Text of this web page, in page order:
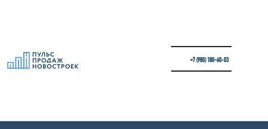
+7 (980) 180-60‑03